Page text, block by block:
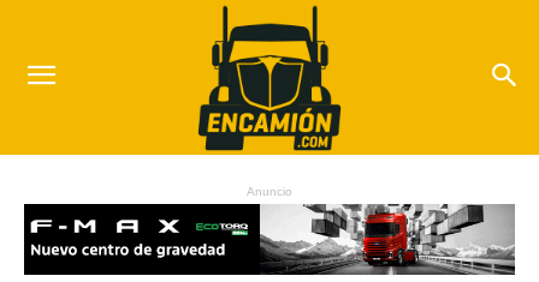
Anuncio